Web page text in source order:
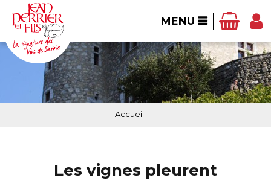
MENU
Accueil
Les vignes pleurent